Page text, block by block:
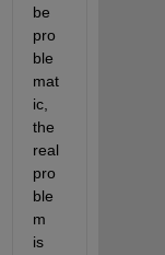
be
pro
ble
mat
ic,
the
real
pro
ble
m
is